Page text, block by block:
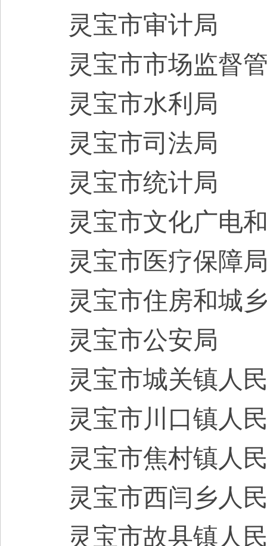
灵宝市审计局
灵宝市市场监督
灵宝市水利局
灵宝市司法局
灵宝市统计局
灵宝市文化广电
灵宝市医疗保障
灵宝市住房和城
灵宝市公安局
灵宝市城关镇人
灵宝市川口镇人
灵宝市焦村镇人
灵宝市西闫乡人
灵宝市故县镇人